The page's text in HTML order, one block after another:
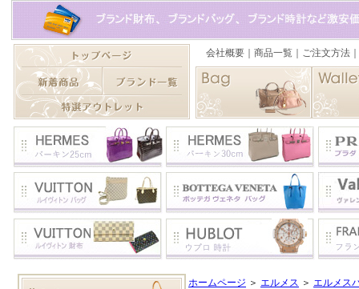
ホームページ ＞ エルメス ＞ エルメス